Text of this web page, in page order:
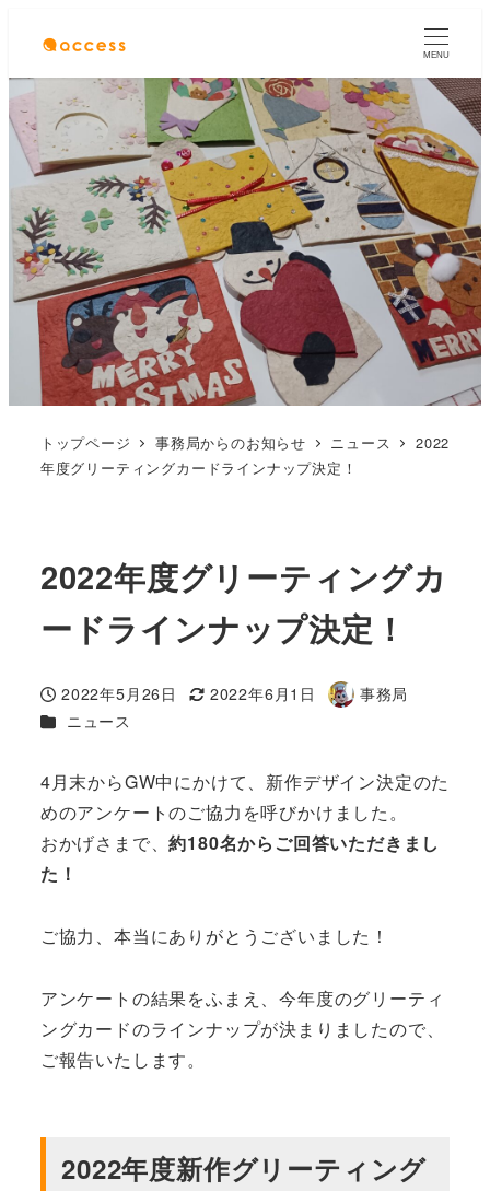
MENU
トップページ 事務局からのお知らせ ニュース
2022
年度グリーティングカードラインナップ決定！
2022年度グリーティングカ
ードラインナップ決定！
投稿日
2022年5月26日
更新日
2022年6月1日
著
事務局
カテゴリー
ニュース
4月末からGW中にかけて、新作デザイン決定のた
めのアンケートのご協力を呼びかけました。
おかげさまで、約180名からご回答いただきまし
た！
ご協力、本当にありがとうございました！
アンケートの結果をふまえ、今年度のグリーティ
ングカードのラインナップが決まりましたので、
ご報告いたします。
2022年度新作グリーティング